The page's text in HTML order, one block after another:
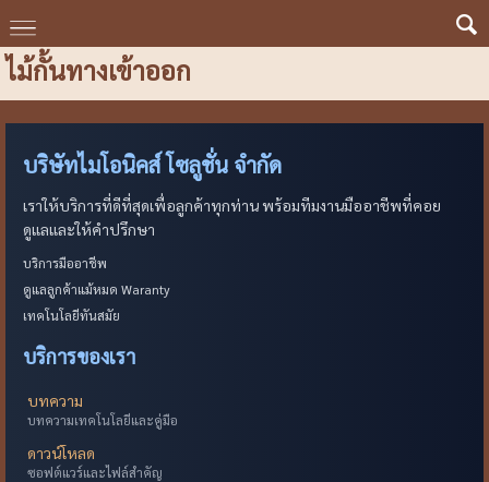
ไม้กั้นทางเข้าออก
บริษัทไมโอนิคส์ โซลูชั่น จำกัด
เราให้บริการที่ดีที่สุดเพื่อลูกค้าทุกท่าน พร้อมทีมงานมืออาชีพที่คอย
ดูแลและให้คำปรึกษา
บริการมืออาชีพ
ดูแลลูกค้าแม้หมด Waranty
เทคโนโลยีทันสมัย
บริการของเรา
บทความ
บทความเทคโนโลยีและคู่มือ
ดาวน์โหลด
ซอฟต์แวร์และไฟล์สำคัญ